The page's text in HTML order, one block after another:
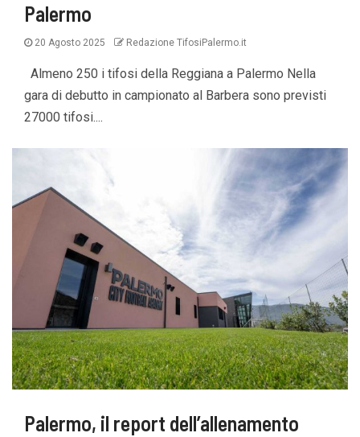
Palermo
20 Agosto 2025 Redazione TifosiPalermo.it
Almeno 250 i tifosi della Reggiana a Palermo Nella
gara di debutto in campionato al Barbera sono previsti
27000 tifosi....
Palermo, il report dell’allenamento